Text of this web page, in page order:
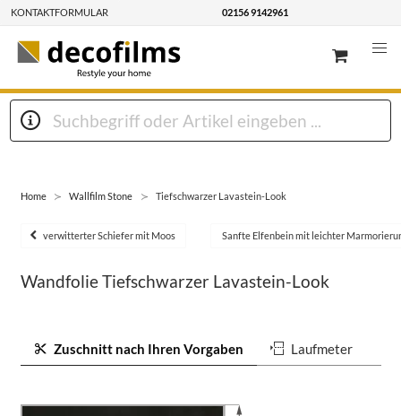
KONTAKTFORMULAR 02156 9142961
Home Wallfilm Stone Tiefschwarzer Lavastein-Look
verwitterter Schiefer mit Moos Sanfte Elfenbein mit leichter
Wandfolie Tiefschwarzer Lavastein-Look
Zuschnitt nach Ihren Vorgaben Laufmeter